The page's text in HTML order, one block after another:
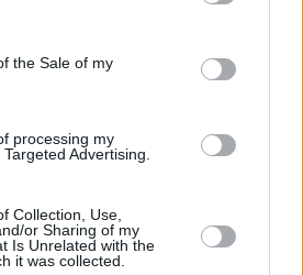
Google and its third-party tags to
specified purposes in below Google
the Sale of my
processing my
Advertising.
Collection, Use,
or Sharing of my
Is Unrelated with the
it was collected.